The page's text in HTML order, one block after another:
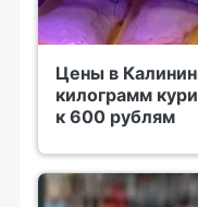
Цены в
килограмм
к 600 рублям